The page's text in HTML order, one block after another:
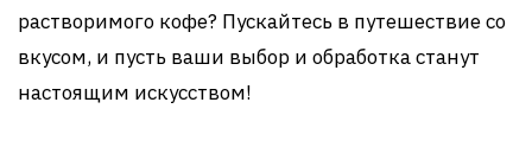
растворимого кофе? Пускайтесь в путешествие со
вкусом, и пусть ваши выбор и обработка станут
настоящим искусством!